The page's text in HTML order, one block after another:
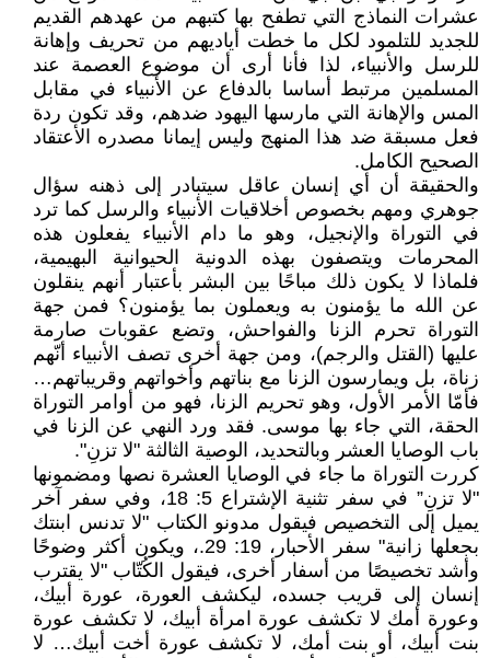
عشرات النماذج التي تطفح بها كتبهم من عهدهم القديم
للجديد للتلمود لكل ما خطت أياديهم من تحريف وإهانة
للرسل والأنبياء، لذا فأنا أرى أن موضوع العصمة عند
المسلمين مرتبط أساسا بالدفاع عن الأنبياء في مقابل
المس والإهانة التي مارسها اليهود ضدهم، وقد تكون ردة
فعل مسبقة ضد هذا المنهج وليس إيمانا مصدره الأعتقاد
الصحيح الكامل.
والحقيقة أن أي إنسان عاقل سيتبادر إلى ذهنه سؤال
جوهري ومهم بخصوص أخلاقيات الأنبياء والرسل كما ترد
في التوراة والإنجيل، وهو ما دام الأنبياء يفعلون هذه
المحرمات ويتصفون بهذه الدونية الحيوانية البهيمية،
فلماذا لا يكون ذلك مباحًا بين البشر بأعتبار أنهم ينقلون
عن الله ما يؤمنون به ويعملون بما يؤمنون؟ فمن جهة
التوراة تحرم الزنا والفواحش، وتضع عقوبات صارمة
عليها (القتل والرجم)، ومن جهة أخرى تصف الأنبياء أنّهم
زناة، بل ويمارسون الزنا مع بناتهم وأخواتهم وقريباتهم…
فأمّا الأمر الأول، وهو تحريم الزنا، فهو من أوامر التوراة
الحقة، التي جاء بها موسى. فقد ورد النهي عن الزنا في
باب الوصايا العشر وبالتحديد، الوصية الثالثة "لا تزنِ".
كررت التوراة ما جاء في الوصايا العشرة نصها ومضمونها
"لا تزنِ” في سفر تثنية الإشتراع 5: 18، وفي سفر آخر
يميل إلى التخصيص فيقول مدونو الكتاب "لا تدنس ابنتك
بجعلها زانية" سفر الأحبار، 19: 29.، ويكون أكثر وضوحًا
وأشد تخصيصًا من أسفار أخرى، فيقول الكُتّاب "لا يقترب
إنسان إلى قريب جسده، ليكشف العورة، عورة أبيك،
وعورة أمك لا تكشف عورة امرأة أبيك، لا تكشف عورة
بنت أبيك، أو بنت أمك، لا تكشف عورة أخت أبيك… لا